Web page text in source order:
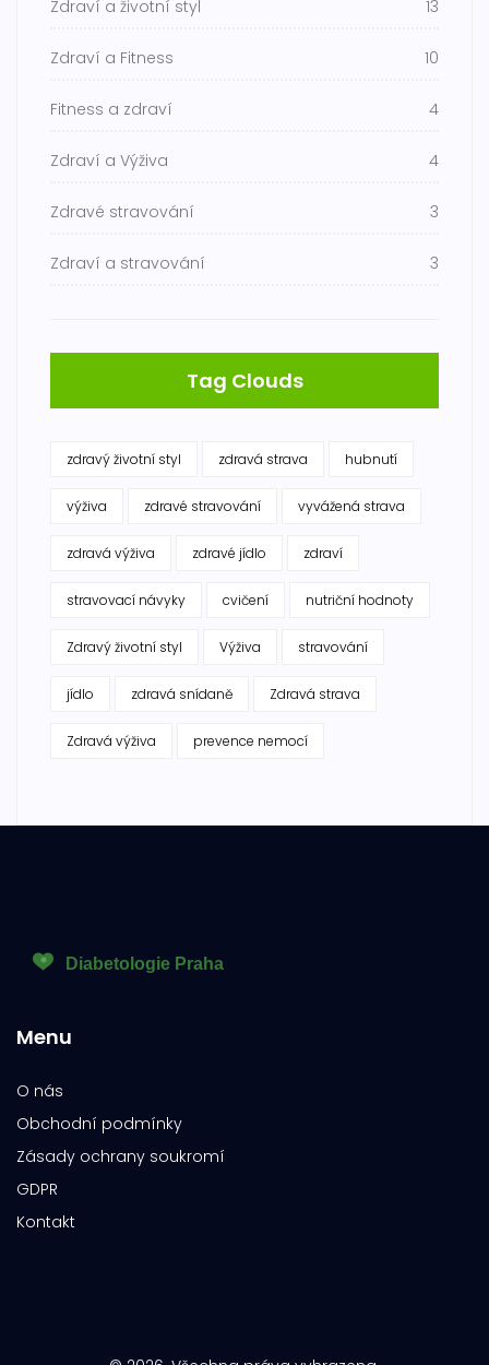
Zdraví a životní styl 13
Zdraví a Fitness 10
Fitness a zdraví 4
Zdraví a Výživa 4
Zdravé stravování 3
Zdraví a stravování 3
Tag Clouds
zdravý životní styl zdravá strava hubnutí
výživa zdravé stravování vyvážená strava
zdravá výživa zdravé jídlo zdraví
stravovací návyky cvičení nutriční hodnoty
Zdravý životní styl Výživa stravování
jídlo zdravá snídaně Zdravá strava
Zdravá výživa prevence nemocí
Menu
O nás
Obchodní podmínky
Zásady ochrany soukromí
GDPR
Kontakt